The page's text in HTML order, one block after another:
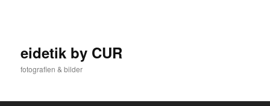
eidetik by CUR
fotografien & bilder